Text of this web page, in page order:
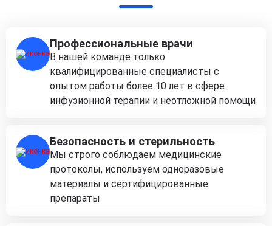
Профессиональные врачи
В нашей команде только
квалифицированные специалисты с
опытом работы более 10 лет в сфере
инфузионной терапии и неотложной помощи
Безопасность и стерильность
Мы строго соблюдаем медицинские
протоколы, используем одноразовые
материалы и сертифицированные
препараты